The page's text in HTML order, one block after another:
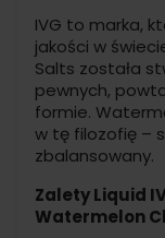
IVG to marka,
jakości w
Salts została
pewnych,
formie.
w tę filozofię –
zbalansowany.
Zalety Liquid
Watermelon